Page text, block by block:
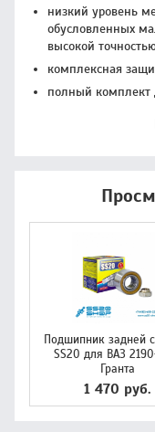
низкий уровень
обусловленных
высокой
комплексная
полный комплект
Подшипник задней
SS20 для ВАЗ
Гранта
1 470 руб.